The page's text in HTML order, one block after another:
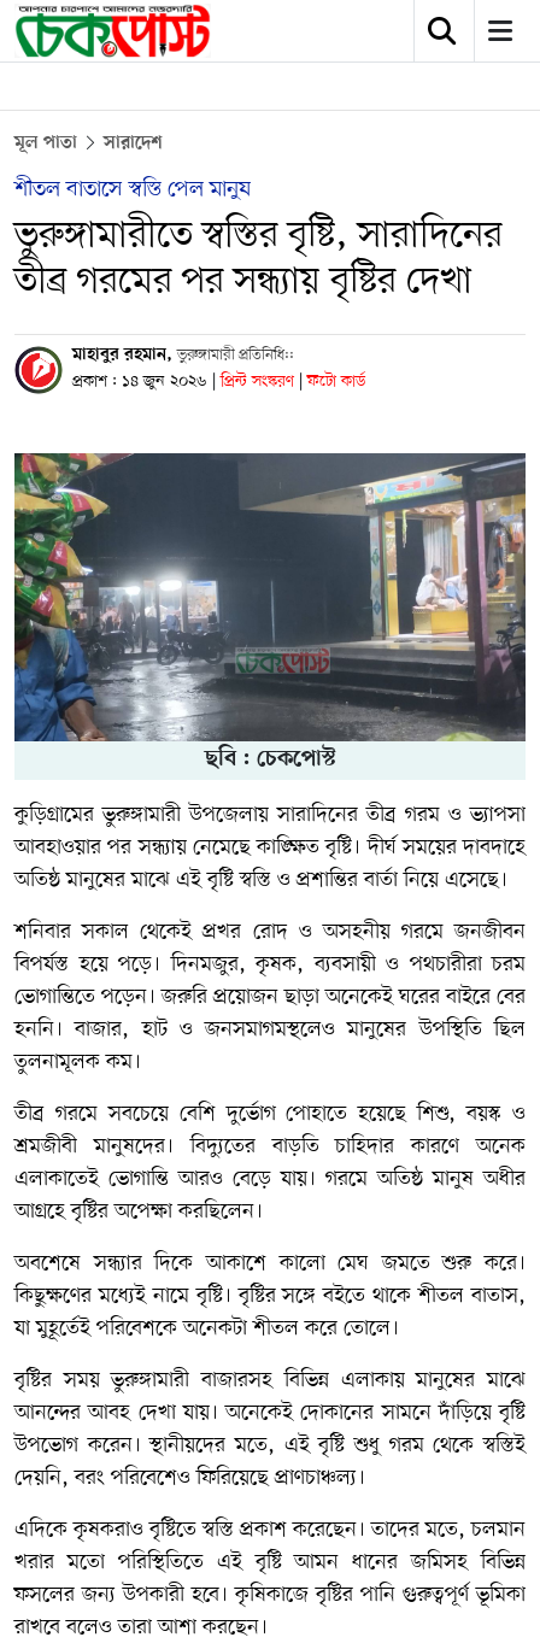
মূল পাতা সারাদেশ
শীতল বাতাসে স্বস্তি পেল মানুষ
ভুরুঙ্গামারীতে স্বস্তির বৃষ্টি, সারাদিনের
তীব্র গরমের পর সন্ধ্যায় বৃষ্টির দেখা
মাহাবুর রহমান,ভুরুঙ্গামারী প্রতিনিধি::
প্রকাশ : ১৪ জুন ২০২৬ | প্রিন্ট সংস্করণ | ফটো কার্ড
ছবি : চেকপোস্ট
কুড়িগ্রামের ভুরুঙ্গামারী উপজেলায় সারাদিনের তীব্র গরম ও ভ্যাপসা
আবহাওয়ার পর সন্ধ্যায় নেমেছে কাঙ্ক্ষিত বৃষ্টি। দীর্ঘ সময়ের দাবদাহে
অতিষ্ঠ মানুষের মাঝে এই বৃষ্টি স্বস্তি ও প্রশান্তির বার্তা নিয়ে এসেছে।
শনিবার সকাল থেকেই প্রখর রোদ ও অসহনীয় গরমে জনজীবন
বিপর্যস্ত হয়ে পড়ে। দিনমজুর, কৃষক, ব্যবসায়ী ও পথচারীরা চরম
ভোগান্তিতে পড়েন। জরুরি প্রয়োজন ছাড়া অনেকেই ঘরের বাইরে বের
হননি। বাজার, হাট ও জনসমাগমস্থলেও মানুষের উপস্থিতি ছিল
তুলনামূলক কম।
তীব্র গরমে সবচেয়ে বেশি দুর্ভোগ পোহাতে হয়েছে শিশু, বয়স্ক ও
শ্রমজীবী মানুষদের। বিদ্যুতের বাড়তি চাহিদার কারণে অনেক
এলাকাতেই ভোগান্তি আরও বেড়ে যায়। গরমে অতিষ্ঠ মানুষ অধীর
আগ্রহে বৃষ্টির অপেক্ষা করছিলেন।
অবশেষে সন্ধ্যার দিকে আকাশে কালো মেঘ জমতে শুরু করে।
কিছুক্ষণের মধ্যেই নামে বৃষ্টি। বৃষ্টির সঙ্গে বইতে থাকে শীতল বাতাস,
যা মুহূর্তেই পরিবেশকে অনেকটা শীতল করে তোলে।
বৃষ্টির সময় ভুরুঙ্গামারী বাজারসহ বিভিন্ন এলাকায় মানুষের মাঝে
আনন্দের আবহ দেখা যায়। অনেকেই দোকানের সামনে দাঁড়িয়ে বৃষ্টি
উপভোগ করেন। স্থানীয়দের মতে, এই বৃষ্টি শুধু গরম থেকে স্বস্তিই
দেয়নি, বরং পরিবেশেও ফিরিয়েছে প্রাণচাঞ্চল্য।
এদিকে কৃষকরাও বৃষ্টিতে স্বস্তি প্রকাশ করেছেন। তাদের মতে, চলমান
খরার মতো পরিস্থিতিতে এই বৃষ্টি আমন ধানের জমিসহ বিভিন্ন
ফসলের জন্য উপকারী হবে। কৃষিকাজে বৃষ্টির পানি গুরুত্বপূর্ণ ভূমিকা
রাখবে বলেও তারা আশা করছেন।